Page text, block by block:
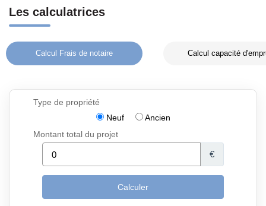
Les calculatrices
Calcul Frais de notaire Calcul capacité